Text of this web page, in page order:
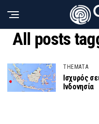
All posts
THEMATA
Ισχυρός
Ινδονησία